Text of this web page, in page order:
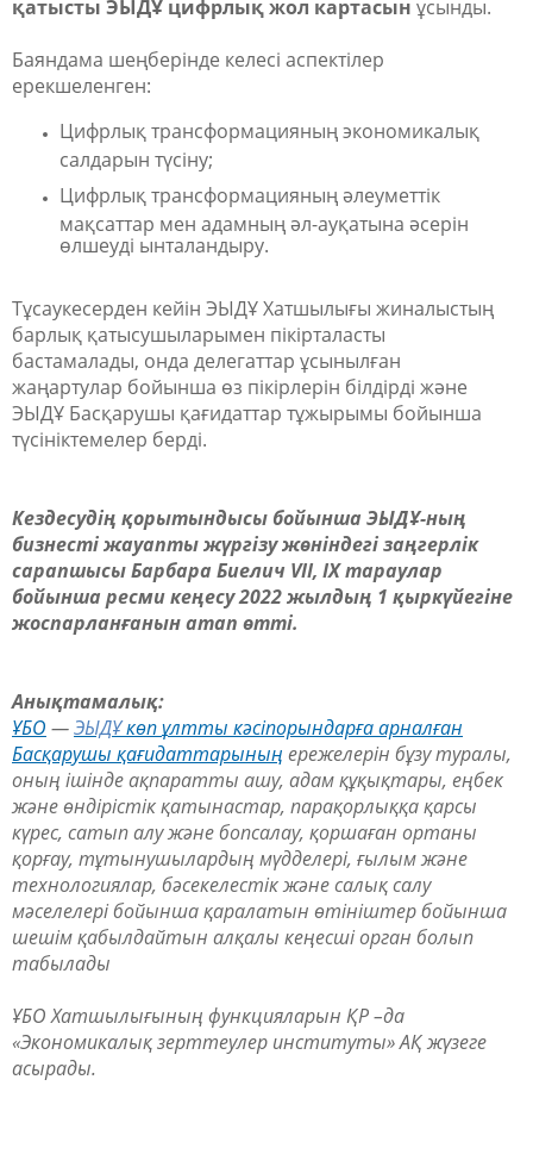
қатысты ЭЫДҰ цифрлық жол картасын ұсынды.
Баяндама шеңберінде келесі аспектілер
ерекшеленген:
Цифрлық трансформацияның экономикалық
салдарын түсіну;
Цифрлық трансформацияның әлеуметтік
мақсаттар мен адамның әл-ауқатына әсерін
өлшеуді ынталандыру.
Тұсаукесерден кейін ЭЫДҰ Хатшылығы жиналыстың
барлық қатысушыларымен пікірталасты
бастамалады, онда делегаттар ұсынылған
жаңартулар бойынша өз пікірлерін білдірді және
ЭЫДҰ Басқарушы қағидаттар тұжырымы бойынша
түсініктемелер берді.
Кездесудің қорытындысы бойынша ЭЫДҰ-ның
бизнестіжауапты жүргізу жөніндегі заңгерлік
сарапшысы Барбара Биелич VII, IX тараулар
бойынша ресми кеңесу 2022 жылдың 1 қыркүйегіне
жоспарланғанын атап өтті.
Анықтамалық:
ҰБО —ЭЫДҰкөп ұлтты кәсіпорындарға арналған
Басқарушы қағидаттарының ережелерін бұзу туралы,
оның ішінде ақпаратты ашу, адам құқықтары, еңбек
және өндірістік қатынастар, парақорлыққа қарсы
күрес, сатып алу және бопсалау, қоршаған ортаны
қорғау, тұтынушылардың мүдделері, ғылым және
технологиялар, бәсекелестік және салық салу
мәселелері бойынша қаралатын өтініштер бойынша
шешім қабылдайтын алқалы кеңесші орган болып
табылады
ҰБО Хатшылығының функцияларын ҚР –да
«Экономикалық зерттеулер институты» АҚ жүзеге
асырады.